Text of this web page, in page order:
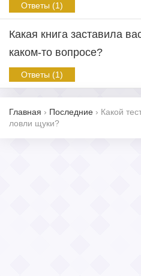
Ответы (1)
Какая книга заставила
каком-то вопросе?
Ответы (1)
Главная › Последние › Какой
ловли щуки?